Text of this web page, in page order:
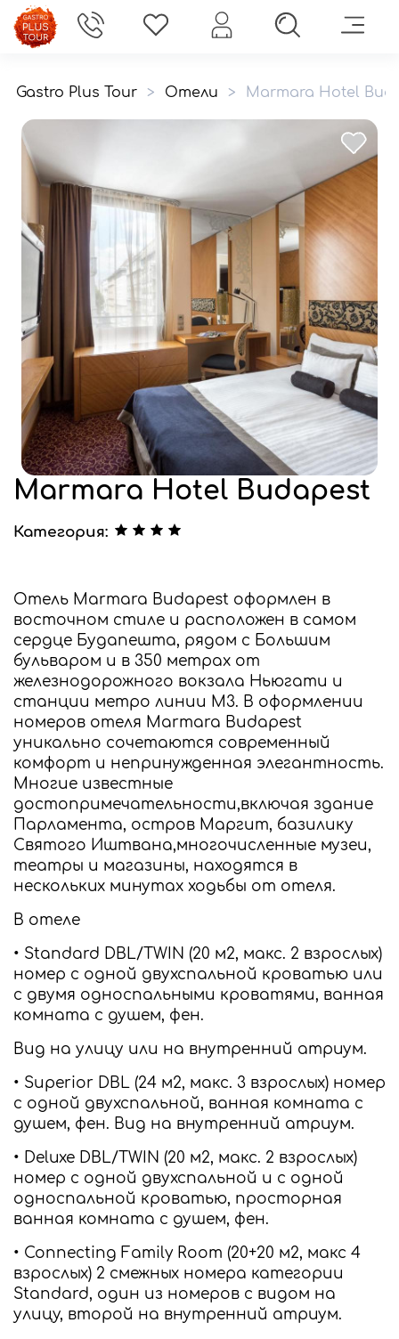
Gastro Plus Tour > Отели > Marmara Hotel
Marmara Hotel Budapest
Категория:
Отель Marmara Budapest оформлен в
восточном стиле и расположен в самом
сердце Будапешта, рядом с Большим
бульваром и в 350 метрах от
железнодорожного вокзала Ньюгати и
станции метро линии M3. В оформлении
номеров отеля Marmara Budapest
уникально сочетаются современный
комфорт и непринужденная элегантность.
Многие известные
достопримечательности,включая здание
Парламента, остров Маргит, базилику
Святого Иштвана,многочисленные музеи,
театры и магазины, находятся в
нескольких минутах ходьбы от отеля.
В отеле
• Standard DBL/TWIN (20 м2, макс. 2 взрослых)
номер с одной двухспальной кроватью или
с двумя односпальными кроватями, ванная
комната с душем, фен.
Вид на улицу или на внутренний атриум.
• Superior DBL (24 м2, макс. 3 взрослых) номер
с одной двухспальной, ванная комната с
душем, фен. Вид на внутренний атриум.
• Deluxe DBL/TWIN (20 м2, макс. 2 взрослых)
номер с одной двухспальной и с одной
односпальной кроватью, просторная
ванная комната с душем, фен.
• Connecting Family Room (20+20 м2, макс 4
взрослых) 2 смежных номера категории
Standard, один из номеров с видом на
улицу, второй на внутренний атриум.